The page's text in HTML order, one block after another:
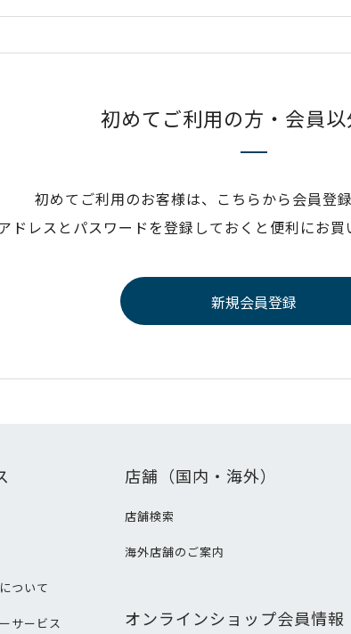
初めてご利用の方・会員
初めてご利用のお客様は、こちらから会員登
ドレスとパスワードを登録しておくと便利にお買
ついて
サービス
店舗（国内・海外）
店舗検索
海外店舗のご案内
オンラインショップ会員情報